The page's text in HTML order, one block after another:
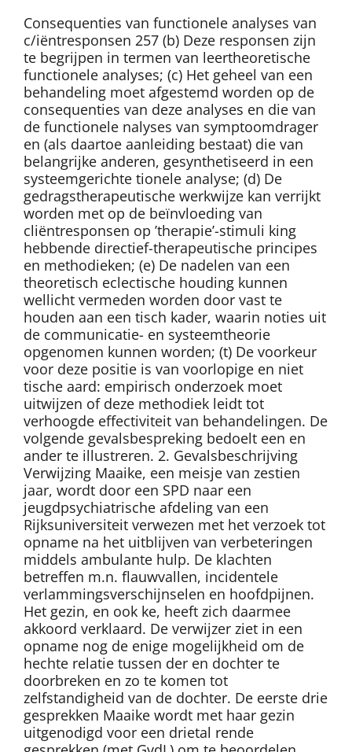
Consequenties van functionele analyses van
c/iëntresponsen 257 (b) Deze responsen zijn
te begrijpen in termen van leertheoretische
functionele analyses; (c) Het geheel van een
behandeling moet afgestemd worden op de
consequenties van deze analyses en die van
de functionele nalyses van symptoomdrager
en (als daartoe aanleiding bestaat) die van
belangrijke anderen, gesynthetiseerd in een
systeemgerichte tionele analyse; (d) De
gedragstherapeutische werkwijze kan verrijkt
worden met op de beïnvloeding van
cliëntresponsen op ’therapie’-stimuli king
hebbende directief-therapeutische principes
en methodieken; (e) De nadelen van een
theoretisch eclectische houding kunnen
wellicht vermeden worden door vast te
houden aan een tisch kader, waarin noties uit
de communicatie- en systeemtheorie
opgenomen kunnen worden; (t) De voorkeur
voor deze positie is van voorlopige en niet
tische aard: empirisch onderzoek moet
uitwijzen of deze methodiek leidt tot
verhoogde effectiviteit van behandelingen. De
volgende gevalsbespreking bedoelt een en
ander te illustreren. 2. Gevalsbeschrijving
Verwijzing Maaike, een meisje van zestien
jaar, wordt door een SPD naar een
jeugdpsychiatrische afdeling van een
Rijksuniversiteit verwezen met het verzoek tot
opname na het uitblijven van verbeteringen
middels ambulante hulp. De klachten
betreffen m.n. flauwvallen, incidentele
verlammingsverschijnselen en hoofdpijnen.
Het gezin, en ook ke, heeft zich daarmee
akkoord verklaard. De verwijzer ziet in een
opname nog de enige mogelijkheid om de
hechte relatie tussen der en dochter te
doorbreken en zo te komen tot
zelfstandigheid van de dochter. De eerste drie
gesprekken Maaike wordt met haar gezin
uitgenodigd voor een drietal rende